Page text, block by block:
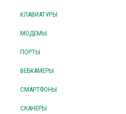
КЛАВИАТУРЫ
МОДЕМЫ
ПОРТЫ
ВЕБКАМЕРЫ
СМАРТФОНЫ
СКАНЕРЫ